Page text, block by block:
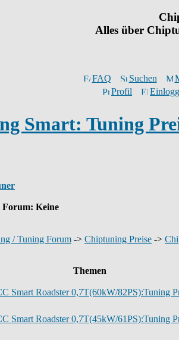
Alles über
FAQ Suchen
Profil
Smart: Tuning
Forum: Keine
/ Tuning Forum -> Chiptuning Preise ->
Themen
Smart Roadster 0,7T(60kW/82PS):Tuning
Smart Roadster 0,7T(45kW/61PS):Tuning